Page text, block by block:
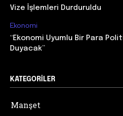
Vize İşlemleri Durduruldu
Ekonomi
“Ekonomi Uyumlu Bir Para
Duyacak”
KATEGORILER
Manşet